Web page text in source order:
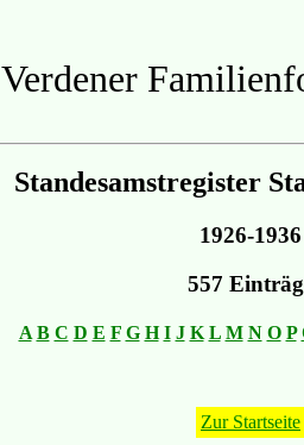
Verdener
Standesamstregister
1926-1936
557
A B C D E F G H I J K L M N O P
Zur Startseite